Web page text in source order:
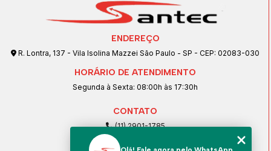
ENDEREÇO
R. Lontra, 137 - Vila Isolina Mazzei São Paulo - SP - CEP: 02083-030
HORÁRIO DE ATENDIMENTO
Segunda à Sexta: 08:00h às 17:30h
CONTATO
(11) 2901-1785
(11) 99239-1832